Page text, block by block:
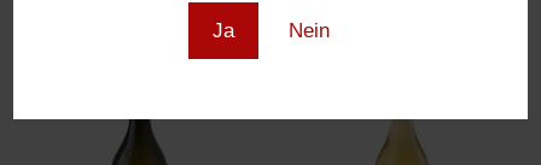
Ja Nein